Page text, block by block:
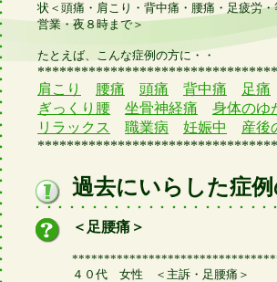
状＜頭痛・肩こり・背中痛・腰痛・足疲労
営業・夜８時まで＞
たとえば、こんな症例の方に・・
肩こり
腰痛 頭痛 背中痛 足痛
ぎっくり腰
坐骨神経痛 身体のゆ
リラックス
職業病 妊娠中 産後
過去にいらした症
＜足腰痛＞
４０代 女性 ＜主訴・足腰痛＞